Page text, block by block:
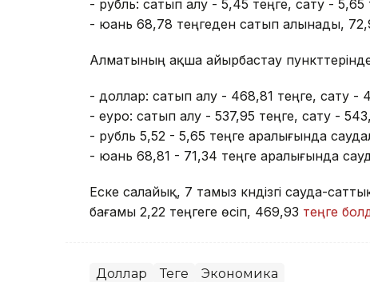
- рубль: сатып алу - 5,45 теңге, сату - 5,65
- юань 68,78 теңгеден сатып алынады,
Алматының ақша айырбастау
- доллар: сатып алу - 468,81 теңге, сату -
- еуро: сатып алу - 537,95 теңге, сату -
- рубль 5,52 - 5,65 теңге аралығында
- юань 68,81 - 71,34 теңге аралығында
Еске салайық, 7 тамыз күндізгі сауда-
бағамы 2,22 теңгеге өсіп, 469,93 теңге
Доллар Теңге Экономика